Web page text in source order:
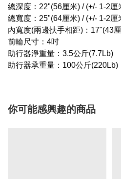
總深度：22"(56厘米) / (+/- 1-2厘
總寬度：25"(64厘米) / (+/- 1-2厘
內寬度(兩邊扶手相距)：17"(43
前輪尺寸：4吋
助行器淨重量：3.5公斤(7.7Lb)
助行器承重量：100公斤(220Lb)
你可能感興趣的商品